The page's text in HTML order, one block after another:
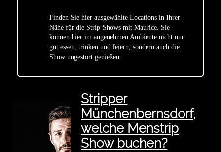
Finden Sie hier ausgewählte Locations in Ihrer
Nähe für die Strip-Shows mit Maurice. Sie
können hier im angenehmen Ambiente nicht nur
gut essen, trinken und feiern, sondern auch die
Show ungestört genießen.
Stripper
Münchenbernsdorf,
welche Menstrip
Show buchen?